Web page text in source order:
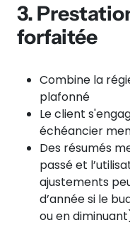
3.
forfaitée
Combine la
plafonné
Le client
échéancier
Des résumés
passé et
ajustements
d’année si le
ou en